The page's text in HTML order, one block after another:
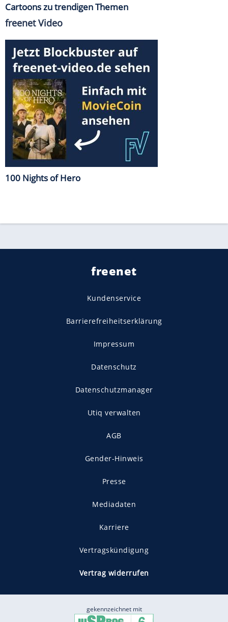
Cartoons zu trendigen Themen
freenet Video
100 Nights of Hero
freenet
Kundenservice
Barrierefreiheitserklärung
Impressum
Datenschutz
Datenschutzmanager
Utiq verwalten
AGB
Gender-Hinweis
Presse
Mediadaten
Karriere
Vertragskündigung
Vertrag widerrufen
gekennzeichnet mit